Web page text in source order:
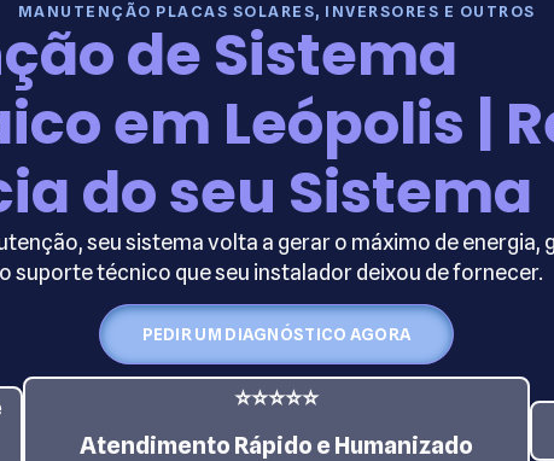
MANUTENÇÃO PLACAS SOLARES, INVERSORES E OUTROS
de Sistema
em Leópolis |
do seu Sistema
seu sistema volta a gerar o máximo de energia,
suporte técnico que seu instalador deixou de fornecer.
PEDIR UM DIAGNÓSTICO AGORA
⭐⭐⭐⭐⭐
Atendimento Rápido e Humanizado